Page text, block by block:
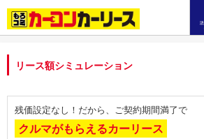
リース額シミュレーション
残価設定なし！だから、ご契約期間満了で
クルマがもらえるカーリース